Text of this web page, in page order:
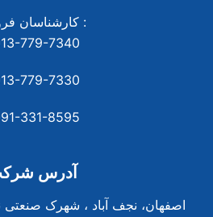
کارشناسان فروش :
779-7340
779-7330
331-8595
آدرس
اصفهان، نجف آباد ، شهرک صنعتی